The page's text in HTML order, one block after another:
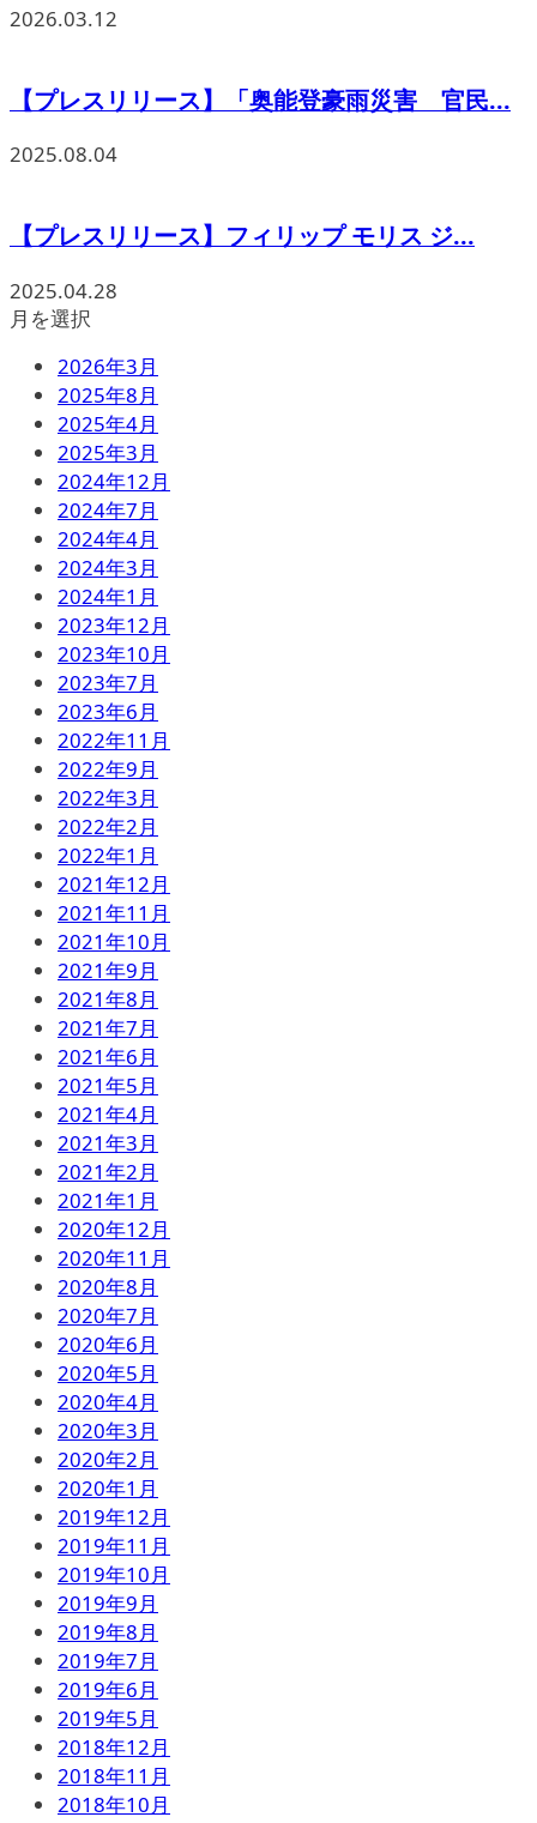
2026.03.12
【プレスリリース】「奥能登豪雨災害 官民...
2025.08.04
【プレスリリース】フィリップ モリス ジ...
2025.04.28
月を選択
2026年3月
2025年8月
2025年4月
2025年3月
2024年12月
2024年7月
2024年4月
2024年3月
2024年1月
2023年12月
2023年10月
2023年7月
2023年6月
2022年11月
2022年9月
2022年3月
2022年2月
2022年1月
2021年12月
2021年11月
2021年10月
2021年9月
2021年8月
2021年7月
2021年6月
2021年5月
2021年4月
2021年3月
2021年2月
2021年1月
2020年12月
2020年11月
2020年8月
2020年7月
2020年6月
2020年5月
2020年4月
2020年3月
2020年2月
2020年1月
2019年12月
2019年11月
2019年10月
2019年9月
2019年8月
2019年7月
2019年6月
2019年5月
2018年12月
2018年11月
2018年10月